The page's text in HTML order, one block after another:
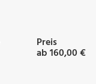
Preis
ab 160,00 €